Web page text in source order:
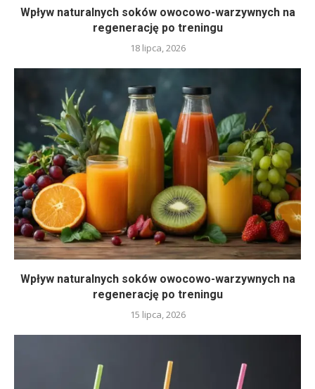
Wpływ naturalnych soków owocowo-warzywnych na
regenerację po treningu
18 lipca, 2026
Wpływ naturalnych soków owocowo-warzywnych na
regenerację po treningu
15 lipca, 2026